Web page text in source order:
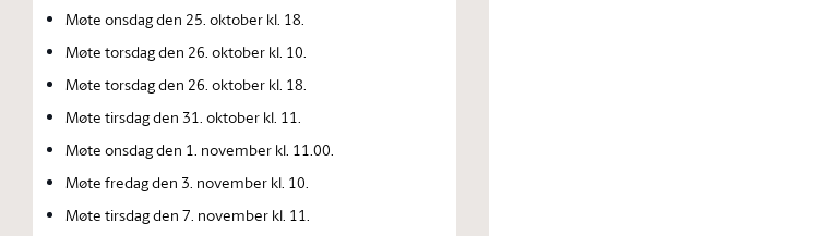
Møte onsdag den 25. oktober kl. 18.
Møte torsdag den 26. oktober kl. 10.
Møte torsdag den 26. oktober kl. 18.
Møte tirsdag den 31. oktober kl. 11.
Møte onsdag den 1. november kl. 11.00.
Møte fredag den 3. november kl. 10.
Møte tirsdag den 7. november kl. 11.